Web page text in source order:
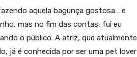
aquela bagunça gostosa… e
mas no fim das contas, fui eu
o público. A atriz, que atualmente
já é conhecida por ser uma pet lover